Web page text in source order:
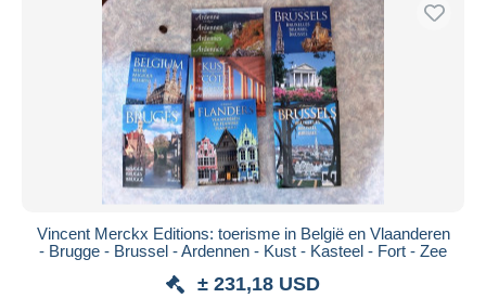
Spedizione gratuita
Metodi di pagamento
PayPal
Bonifico bancario
Visa
Mastercard
Bancontact
iDeal
Vincent Merckx Editions: toerisme in België en Vlaanderen
- Brugge - Brussel - Ardennen - Kust - Kasteel - Fort - Zee
± 231,18 USD